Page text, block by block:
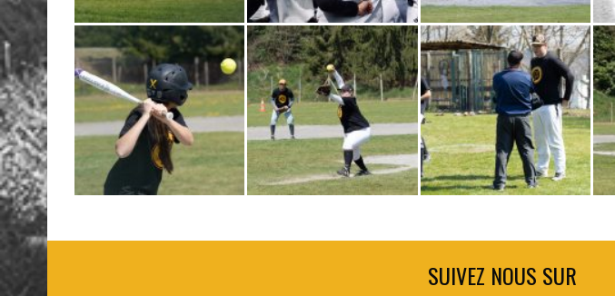
SUIVEZ NOUS SUR